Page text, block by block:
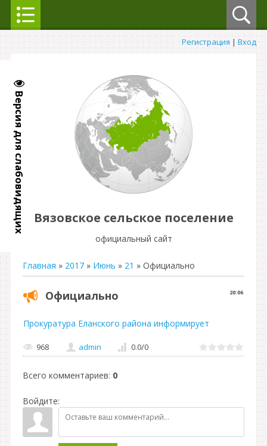
Версия для слабовидящих
Регистрация | Вход
Вязовское сельское поселение
официальный сайт
Главная » 2017 » Июнь » 21 » Официально
20:06
Официально
Прокуратура Еланского района информирует
968 admin 0.0/0
Всего комментариев: 0
Войдите: